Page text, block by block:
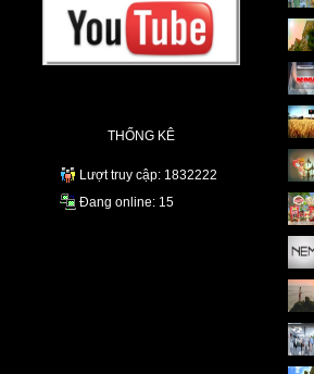
THỐNG KÊ
Lượt truy cập: 1832222
Đang online: 15